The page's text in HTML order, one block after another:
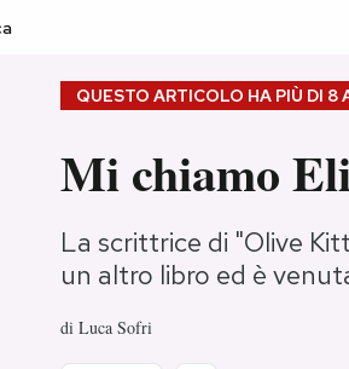
Consumismi
QUESTO ARTICOLO HA PIÙ DI 8
Mi chiamo
La scrittrice di "Olive
un altro libro ed è
di Luca Sofri